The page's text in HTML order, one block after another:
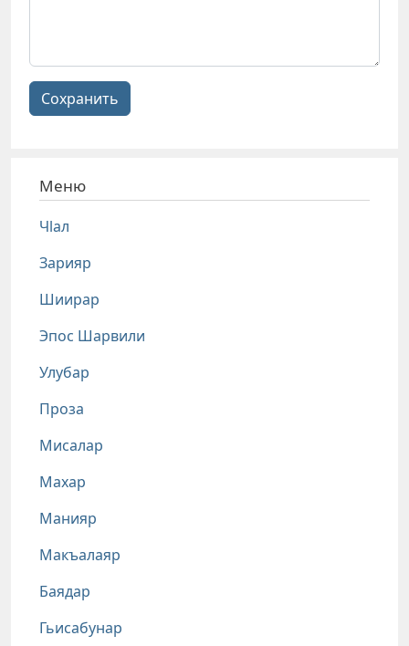
Сохранить
Меню
Чlал
Зарияр
Шиирар
Эпос Шарвили
Улубар
Проза
Мисалар
Махар
Манияр
Макъалаяр
Баядар
Гьисабунар